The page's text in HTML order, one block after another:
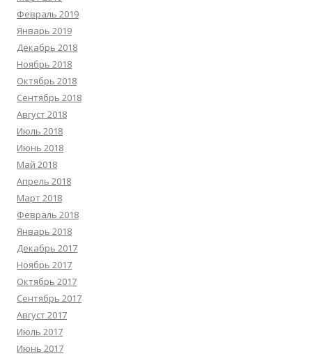
Февраль 2019
Январь 2019
Декабрь 2018
Ноябрь 2018
Октябрь 2018
Сентябрь 2018
Август 2018
Июль 2018
Июнь 2018
Май 2018
Апрель 2018
Март 2018
Февраль 2018
Январь 2018
Декабрь 2017
Ноябрь 2017
Октябрь 2017
Сентябрь 2017
Август 2017
Июль 2017
Июнь 2017